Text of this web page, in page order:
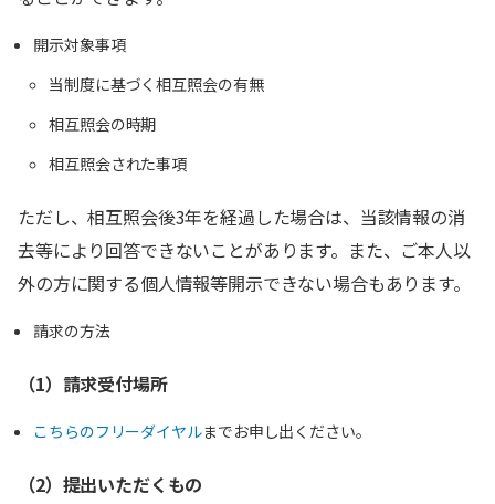
開示対象事項
当制度に基づく相互照会の有無
相互照会の時期
相互照会された事項
ただし、相互照会後3年を経過した場合は、当該情報の消
去等により回答できないことがあります。また、ご本人以
外の方に関する個人情報等開示できない場合もあります。
請求の方法
（1）請求受付場所
こちらのフリーダイヤルまでお申し出ください。
（2）提出いただくもの